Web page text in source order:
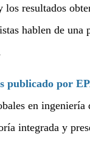
resultados
hablen de una
publicado por
en ingeniería
integrada y